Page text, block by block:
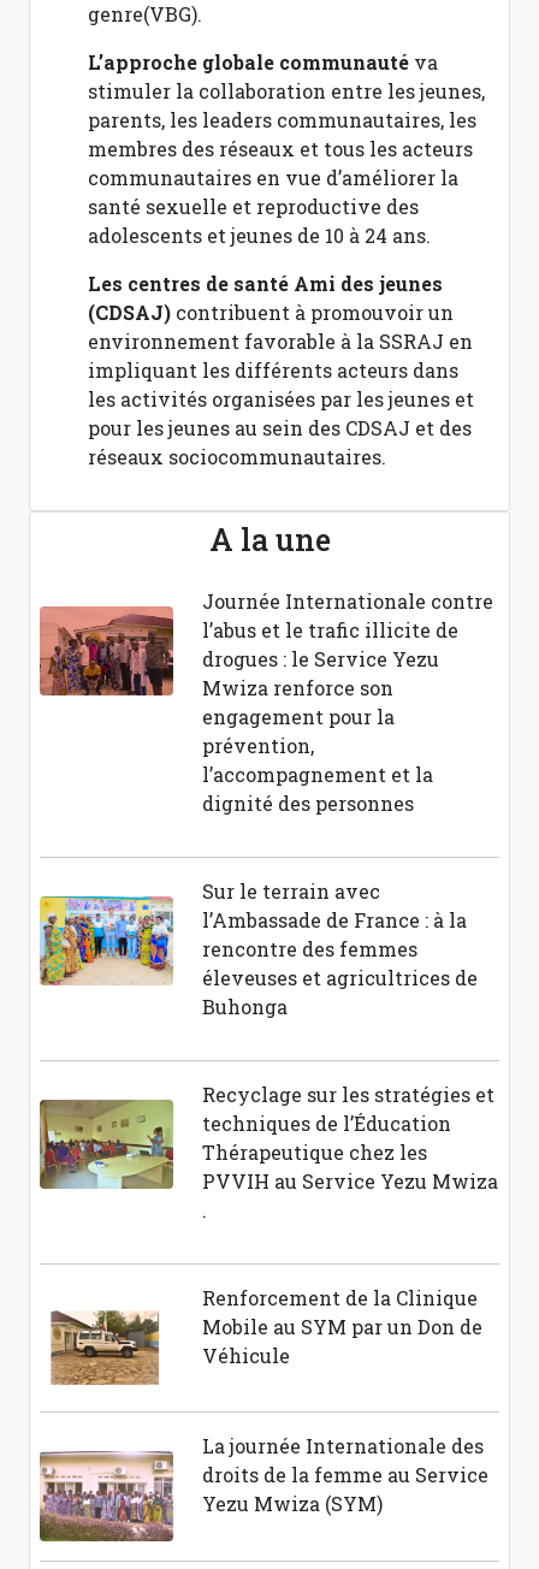
genre(VBG).
L’approche globale communauté va
stimuler la collaboration entre les jeunes,
parents, les leaders communautaires, les
membres des réseaux et tous les acteurs
communautaires en vue d’améliorer la
santé sexuelle et reproductive des
adolescents et jeunes de 10 à 24 ans.
Les centres de santé Ami des jeunes
(CDSAJ) contribuent à promouvoir un
environnement favorable à la SSRAJ en
impliquant les différents acteurs dans
les activités organisées par les jeunes et
pour les jeunes au sein des CDSAJ et des
réseaux sociocommunautaires.
A la une
Journée Internationale contre
l’abus et le trafic illicite de
drogues : le Service Yezu
Mwiza renforce son
engagement pour la
prévention,
l’accompagnement et la
dignité des personnes
Sur le terrain avec
l’Ambassade de France : à la
rencontre des femmes
éleveuses et agricultrices de
Buhonga
Recyclage sur les stratégies et
techniques de l’Éducation
Thérapeutique chez les
PVVIH au Service Yezu Mwiza
.
Renforcement de la Clinique
Mobile au SYM par un Don de
Véhicule
La journée Internationale des
droits de la femme au Service
Yezu Mwiza (SYM)